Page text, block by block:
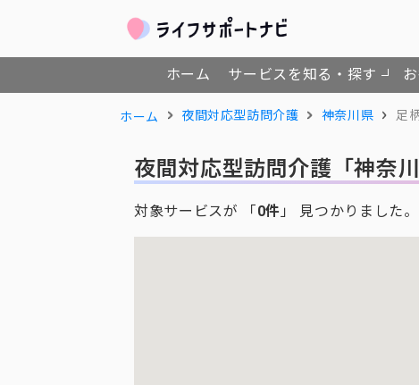
ホーム サービスを知る・探す
ホーム 夜間対応型訪問介護 神奈川県 足
夜間対応型訪問介護 「神奈
対象サービスが 「0件 」 見つかりました。